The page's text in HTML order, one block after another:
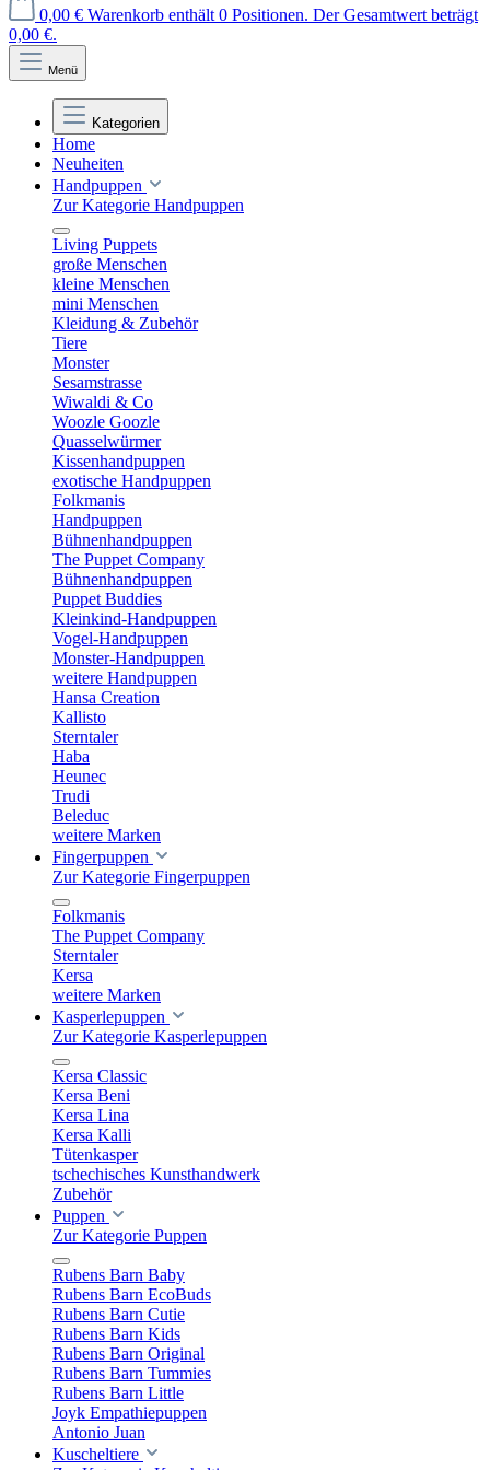
0,00 € Warenkorb enthält 0 Positionen. Der Gesamtwert beträgt
0,00 €.
Menü
Kategorien
Home
Neuheiten
Handpuppen
Zur Kategorie Handpuppen
Living Puppets
große Menschen
kleine Menschen
mini Menschen
Kleidung & Zubehör
Tiere
Monster
Sesamstrasse
Wiwaldi & Co
Woozle Goozle
Quasselwürmer
Kissenhandpuppen
exotische Handpuppen
Folkmanis
Handpuppen
Bühnenhandpuppen
The Puppet Company
Bühnenhandpuppen
Puppet Buddies
Kleinkind-Handpuppen
Vogel-Handpuppen
Monster-Handpuppen
weitere Handpuppen
Hansa Creation
Kallisto
Sterntaler
Haba
Heunec
Trudi
Beleduc
weitere Marken
Fingerpuppen
Zur Kategorie Fingerpuppen
Folkmanis
The Puppet Company
Sterntaler
Kersa
weitere Marken
Kasperlepuppen
Zur Kategorie Kasperlepuppen
Kersa Classic
Kersa Beni
Kersa Lina
Kersa Kalli
Tütenkasper
tschechisches Kunsthandwerk
Zubehör
Puppen
Zur Kategorie Puppen
Rubens Barn Baby
Rubens Barn EcoBuds
Rubens Barn Cutie
Rubens Barn Kids
Rubens Barn Original
Rubens Barn Tummies
Rubens Barn Little
Joyk Empathiepuppen
Antonio Juan
Kuscheltiere